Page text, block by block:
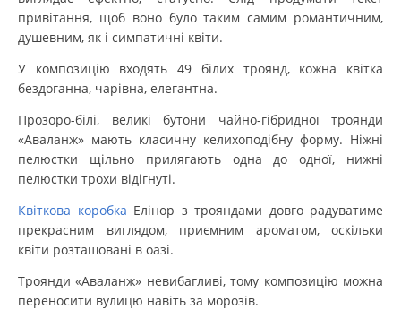
привітання, щоб воно було таким самим романтичним,
душевним, як і симпатичні квіти.
У композицію входять 49 білих троянд, кожна квітка
бездоганна, чарівна, елегантна.
Прозоро-білі, великі бутони чайно-гібридної троянди
«Аваланж» мають класичну келихоподібну форму. Ніжні
пелюстки щільно прилягають одна до одної, нижні
пелюстки трохи відігнуті.
Квіткова коробка Елінор з трояндами довго радуватиме
прекрасним виглядом, приємним ароматом, оскільки
квіти розташовані в оазі.
Троянди «Аваланж» невибагливі, тому композицію можна
переносити вулицю навіть за морозів.